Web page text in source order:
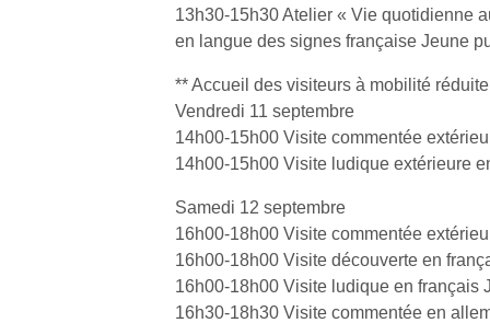
13h30-15h30 Atelier « Vie quotidienne
en langue des signes française Jeune
** Accueil des visiteurs à mobilité réduite
Vendredi 11 septembre
14h00-15h00 Visite commentée
14h00-15h00 Visite ludique extérieure
Samedi 12 septembre
16h00-18h00 Visite commentée
16h00-18h00 Visite découverte en
16h00-18h00 Visite ludique en français
16h30-18h30 Visite commentée en
physique
ou